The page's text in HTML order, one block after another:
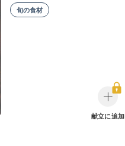
旬の食材
献立に追加